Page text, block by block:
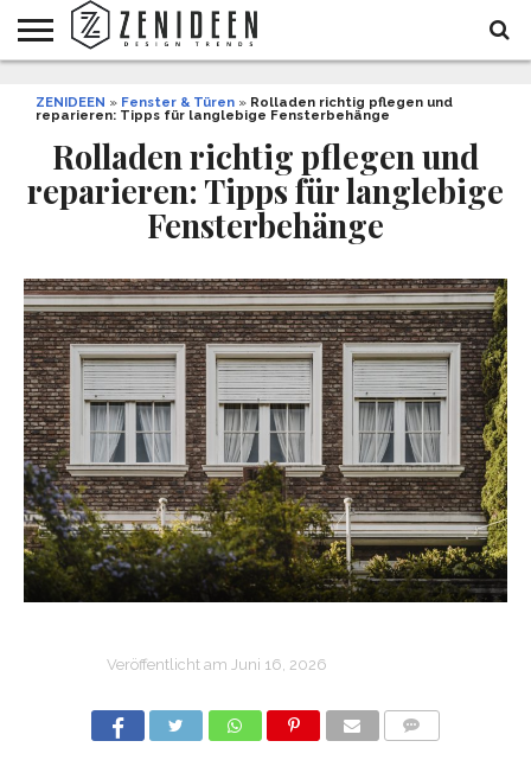
INNENDESIGN
ARCHITEKTUR
GARTEN
UND
LIFESTYLE
DEKO
&
DIY
STYLE
REZEPTE
GESUNDHEIT
WEIHNACHTEN
ZENIDEEN » Fenster & Türen » Rolladen richtig pflegen und
reparieren: Tipps für langlebige Fensterbehänge
Rolladen richtig pflegen und
reparieren: Tipps für langlebige
Fensterbehänge
Veröffentlicht am Juni 16, 2026